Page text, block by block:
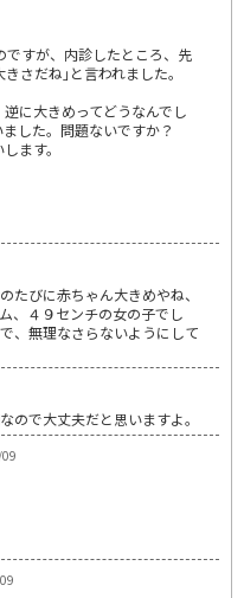
すが、内診したところ、先
さだね｣と言われました。
に大きめってどうなんでし
した。問題ないですか？
ます。
たびに赤ちゃん大きめやね、
、４９センチの女の子でし
、無理なさらないようにして
ので大丈夫だと思いますよ。